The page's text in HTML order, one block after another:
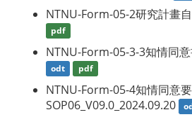
NTNU-Form-05-2研究計畫
pdf
NTNU-Form-05-3-3知情同
odt pdf
NTNU-Form-05-4知情同意
SOP06_V09.0_2024.09.20